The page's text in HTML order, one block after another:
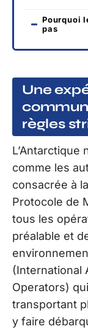
Pourquoi
pas
Une
règles
L’Antarctique
comme les
consacrée à
Protocole de
tous les
préalable et
(International
Operators)
transportant
y faire